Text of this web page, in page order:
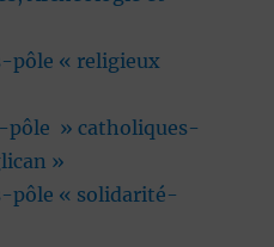
pôle « religieux
pôle » catholiques-
»
pôle « solidarité-